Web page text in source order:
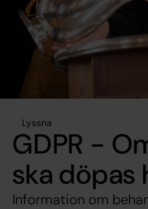
Lyssna
GDPR -
ska döpas
Information om